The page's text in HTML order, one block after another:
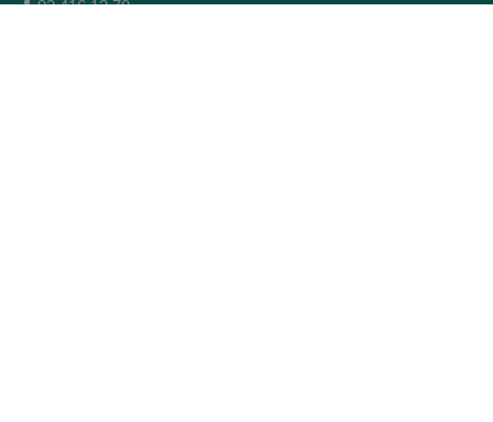
93 416 12 70